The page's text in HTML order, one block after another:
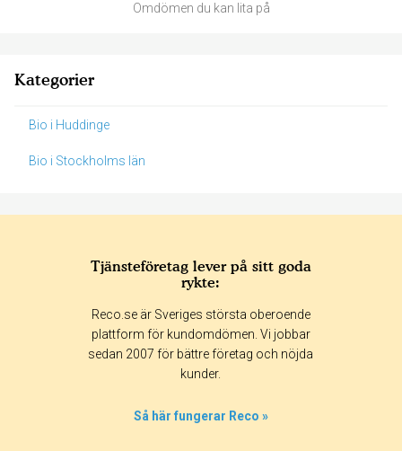
Omdömen du kan lita på
Kategorier
Bio i Huddinge
Bio i Stockholms län
Betyg & tidpunkt:
365 dagar 90 dagar
30 dagar
Tjänsteföretag lever på sitt goda
rykte:
Reco.se är Sveriges största oberoende
plattform för kundomdömen. Vi jobbar
sedan 2007 för bättre företag och nöjda
kunder.
Så här fungerar Reco »